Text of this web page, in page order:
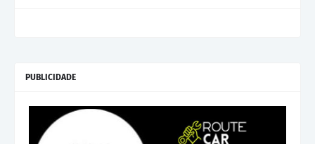
PUBLICIDADE